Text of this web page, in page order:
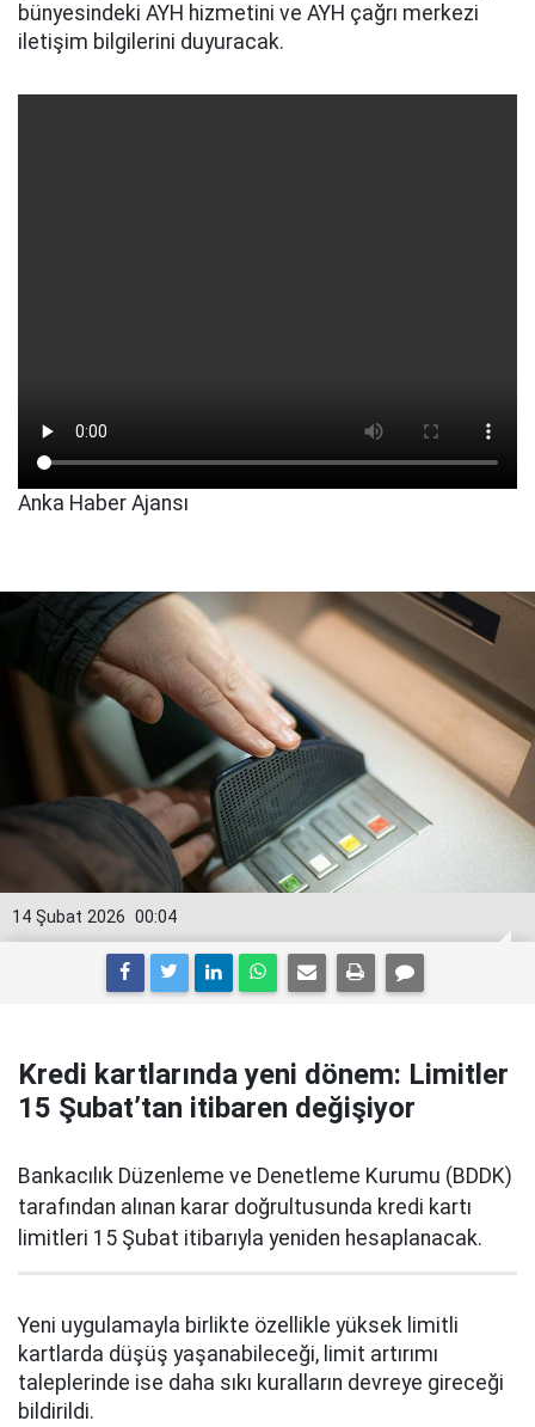
bünyesindeki AYH hizmetini ve AYH çağrı merkezi
iletişim bilgilerini duyuracak.
Anka Haber Ajansı
00:04
14 Şubat 2026
Kredi kartlarında yeni dönem: Limitler
15 Şubat’tan itibaren değişiyor
Bankacılık Düzenleme ve Denetleme Kurumu (BDDK)
tarafından alınan karar doğrultusunda kredi kartı
limitleri 15 Şubat itibarıyla yeniden hesaplanacak.
Yeni uygulamayla birlikte özellikle yüksek limitli
kartlarda düşüş yaşanabileceği, limit artırımı
taleplerinde ise daha sıkı kuralların devreye gireceği
bildirildi.